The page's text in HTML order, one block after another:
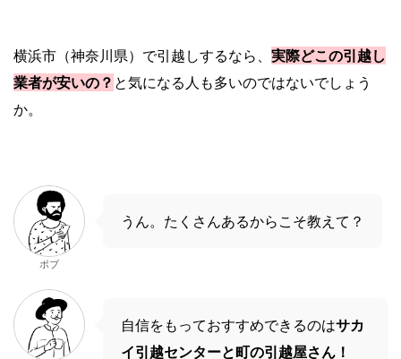
横浜市（神奈川県）で引越しするなら、 実際どこの引越し
業者が安いの？ と気になる人も多いのではないでしょう
か。
ボブ
うん。たくさんあるからこそ教えて？
自信をもっておすすめできるのはサカ
イ引越センターと町の引越屋さん！